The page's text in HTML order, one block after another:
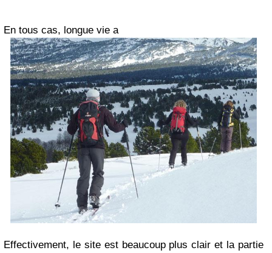
En tous cas, longue vie a
Effectivement, le site est beaucoup plus clair et la partie